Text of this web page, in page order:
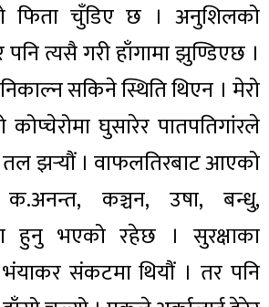
फिता चुँडिए छ । अनुशिलको
त्यसै गरी हाँगामा झुण्डिएछ ।
सकिने स्थिति थिएन । मेरो
कोप्चेरोमा घुसारेर पातपतिगांरले
झर्‍यौं । वाफलतिरबाट आएको
क.अनन्त, कञ्चन, उषा, बन्धु,
हुनु भएको रहेछ । सुरक्षाका
भंयाकर संकटमा थियौं । तर पनि